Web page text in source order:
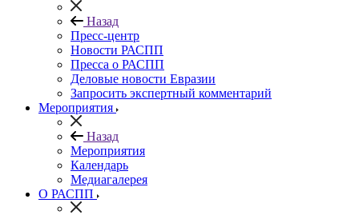
Назад
Пресс-центр
Новости РАСПП
Пресса о РАСПП
Деловые новости Евразии
Запросить экспертный комментарий
Мероприятия
Назад
Мероприятия
Календарь
Медиагалерея
О РАСПП